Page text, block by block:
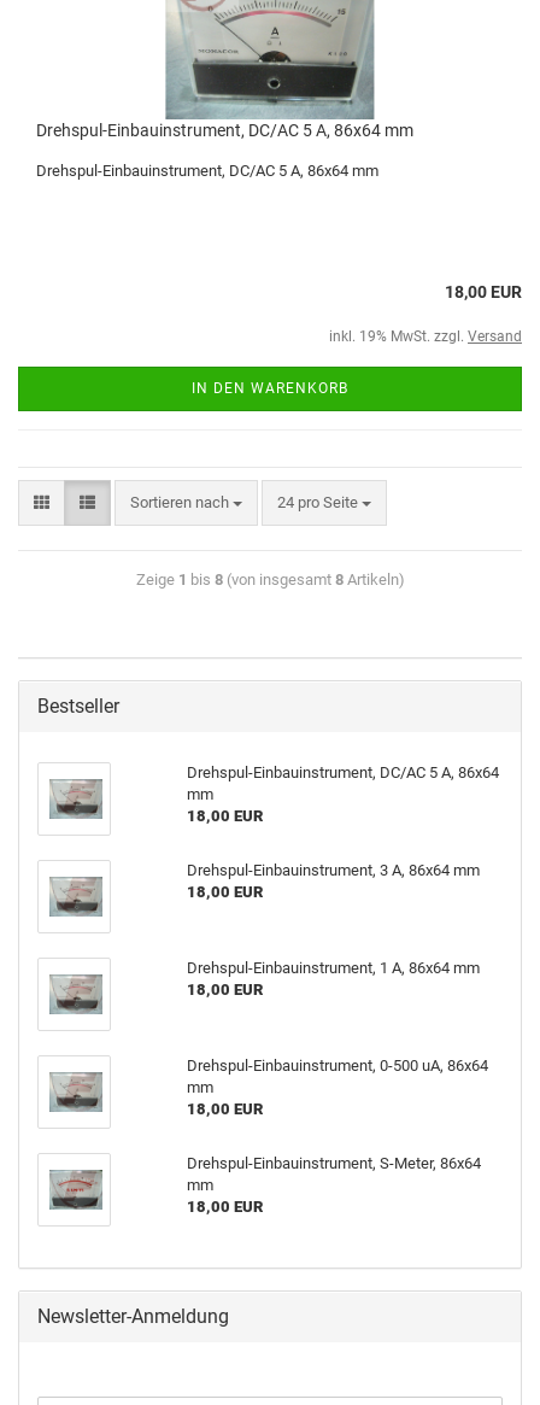
Drehspul-Einbauinstrument, DC/AC 5 A, 86x64 mm
Drehspul-Einbauinstrument, DC/AC 5 A, 86x64 mm
18,00 EUR
inkl. 19% MwSt. zzgl. Versand
IN DEN WARENKORB
Sortieren nach 24 pro Seite
Zeige 1 bis 8(von insgesamt 8Artikeln)
Bestseller
Drehspul-Einbauinstrument, DC/AC 5 A, 86x64
mm
18,00 EUR
Drehspul-Einbauinstrument, 3 A, 86x64 mm
18,00 EUR
Drehspul-Einbauinstrument, 1 A, 86x64 mm
18,00 EUR
Drehspul-Einbauinstrument, 0-500 uA, 86x64
mm
18,00 EUR
Drehspul-Einbauinstrument, S-Meter, 86x64
mm
18,00 EUR
Newsletter-Anmeldung